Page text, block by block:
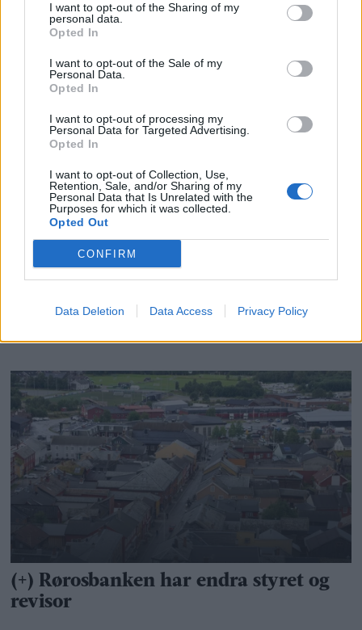
I want to opt-out of the Sharing of my
personal data.
Opted In
I want to opt-out of the Sale of my
Personal Data.
Opted In
I want to opt-out of processing my
Personal Data for Targeted Advertising.
Opted In
I want to opt-out of Collection, Use,
Retention, Sale, and/or Sharing of my
Personal Data that Is Unrelated with the
Purposes for which it was collected.
Opted Out
CONFIRM
Data Deletion Data Access Privacy Policy